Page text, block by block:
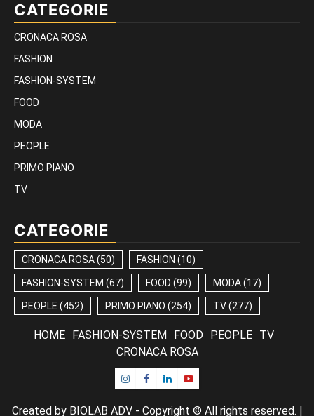
CATEGORIE
CRONACA ROSA
FASHION
FASHION-SYSTEM
FOOD
MODA
PEOPLE
PRIMO PIANO
TV
CATEGORIE
CRONACA ROSA(50) FASHION (10)
FASHION-SYSTEM (67) FOOD (99) MODA(17)
PEOPLE (452) PRIMO PIANO (254) TV(277)
HOME FASHION-SYSTEM FOOD PEOPLE
TV
CRONACA ROSA
Instagram
Facebook
LinkedinYoutube
Created by BIOLAB ADV - Copyright © All rights reserved.